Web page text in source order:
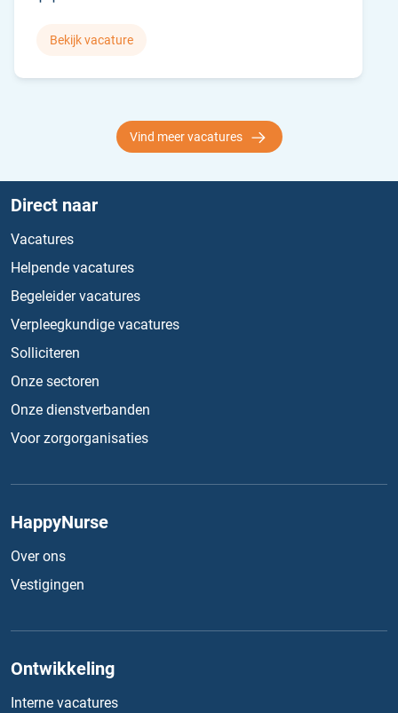
Bekijk vacature
Vind meer vacatures
Direct naar
Vacatures
Helpende vacatures
Begeleider vacatures
Verpleegkundige vacatures
Solliciteren
Onze sectoren
Onze dienstverbanden
Voor zorgorganisaties
HappyNurse
Over ons
Vestigingen
Ontwikkeling
Interne vacatures